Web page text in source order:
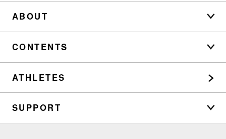
ABOUT
CONTENTS
ATHLETES
SUPPORT